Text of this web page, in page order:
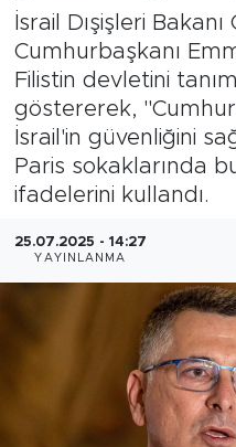
İsrail Dışişleri
Cumhurbaşkanı
Filistin devletini
göstererek,
İsrail'in güvenliğini
Paris sokaklarında
ifadelerini kullandı.
25.07.2025 - 14:27
YAYINLANMA